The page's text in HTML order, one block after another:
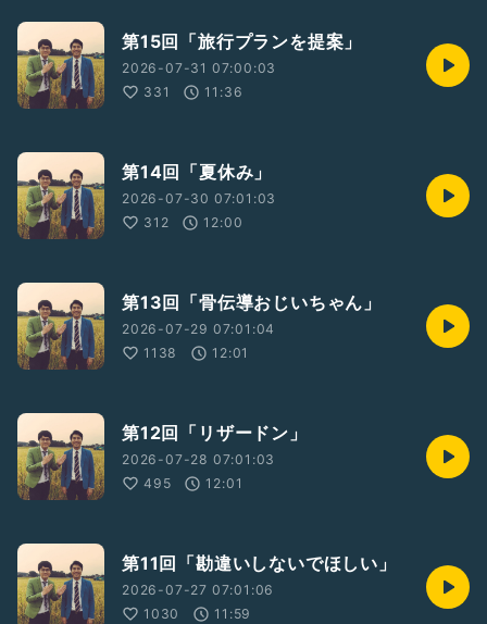
第15回「旅行プランを提案」
2026-07-31 07:00:03
331
11:36
第14回「夏休み」
2026-07-30 07:01:03
312
12:00
第13回「骨伝導おじいちゃん」
2026-07-29 07:01:04
1138
12:01
第12回「リザードン」
2026-07-28 07:01:03
495
12:01
第11回「勘違いしないでほしい」
2026-07-27 07:01:06
1030
11:59